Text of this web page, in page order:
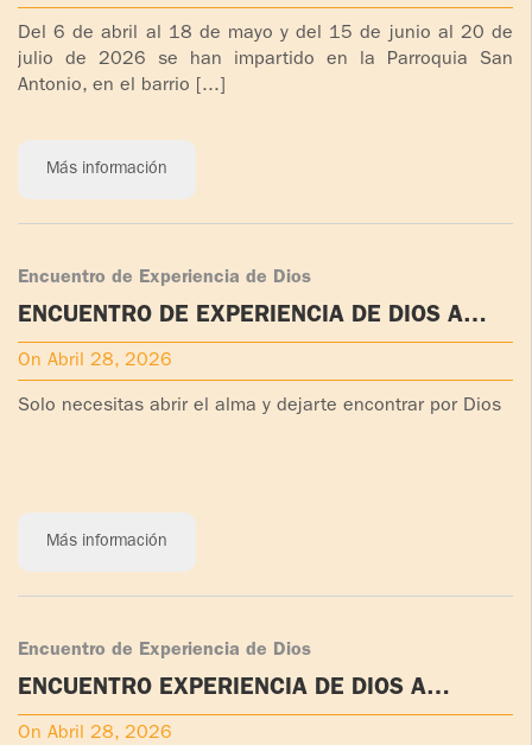
Del 6 de abril al 18 de mayo y del 15 de junio al 20 de
julio de 2026 se han impartido en la Parroquia San
Antonio, en el barrio [...]
Más información
Encuentro de Experiencia de Dios
ENCUENTRO DE EXPERIENCIA DE DIOS A
REALIZAR EN LAKE DALLAS TEXAS EEUU
On Abril 28, 2026
Solo necesitas abrir el alma y dejarte encontrar por Dios
Más información
Encuentro de Experiencia de Dios
ENCUENTRO EXPERIENCIA DE DIOS A
REALIZAR EN EEUU - C.N. NOROESTE
On Abril 28, 2026